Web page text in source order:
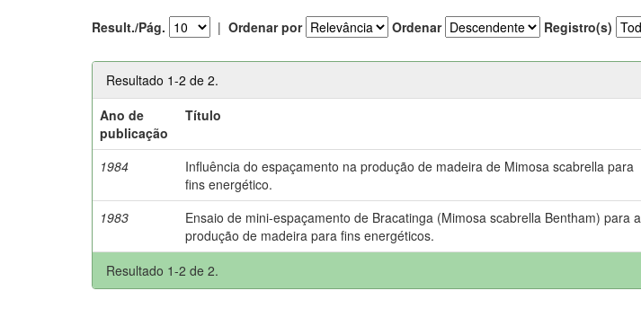
Result./Pág. | Ordenar por Ordenar Registro(s)
Resultado 1-2 de 2.
Ano de
publicação
Título
1984
Influência do espaçamento na produção de madeira de Mimosa scabrella para
fins energético.
1983
Ensaio de mini-espaçamento de Bracatinga (Mimosa scabrella Bentham) para a
produção de madeira para fins energéticos.
Resultado 1-2 de 2.